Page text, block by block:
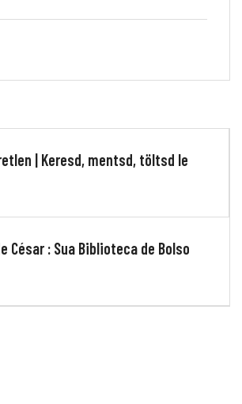
| Keresd, mentsd, töltsd le
César : Sua Biblioteca de Bolso